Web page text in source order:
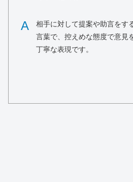
A
相手に対して提案や助言をす
言葉で、控えめな態度で意見
丁寧な表現です。